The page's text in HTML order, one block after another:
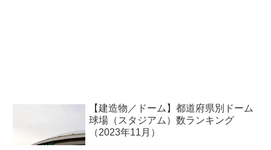
【建造物／ドーム】都道府県別ドーム
球場（スタジアム）数ランキング
（2023年11月）